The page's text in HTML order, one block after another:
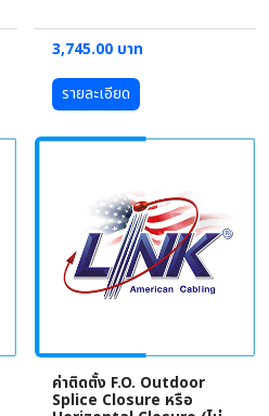
3,745.00 บาท
รายละเอียด
ค่าติดตั้ง F.O. Outdoor
Splice Closure หรือ